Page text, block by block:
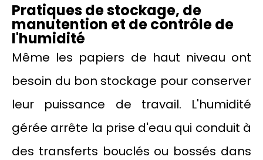
Pratiques de stockage, de
manutention et de contrôle de
l'humidité
Même les papiers de haut niveau ont
besoin du bon stockage pour conserver
leur puissance de travail. L'humidité
gérée arrête la prise d'eau qui conduit à
des transferts bouclés ou bossés dans